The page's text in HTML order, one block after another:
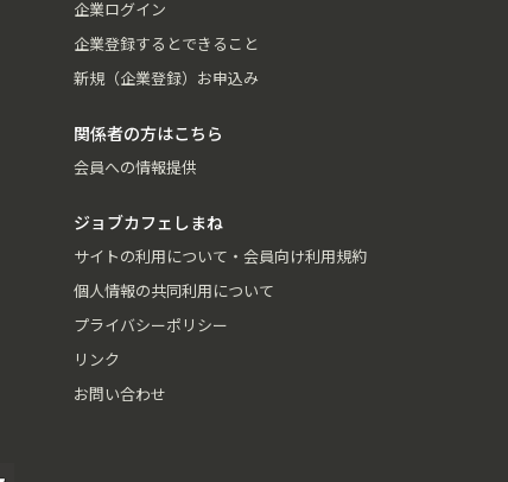
企業ログイン
企業登録するとできること
新規（企業登録）お申込み
関係者の方はこちら
会員への情報提供
ジョブカフェしまね
サイトの利用について・会員向け利用規約
個人情報の共同利用について
プライバシーポリシー
リンク
お問い合わせ